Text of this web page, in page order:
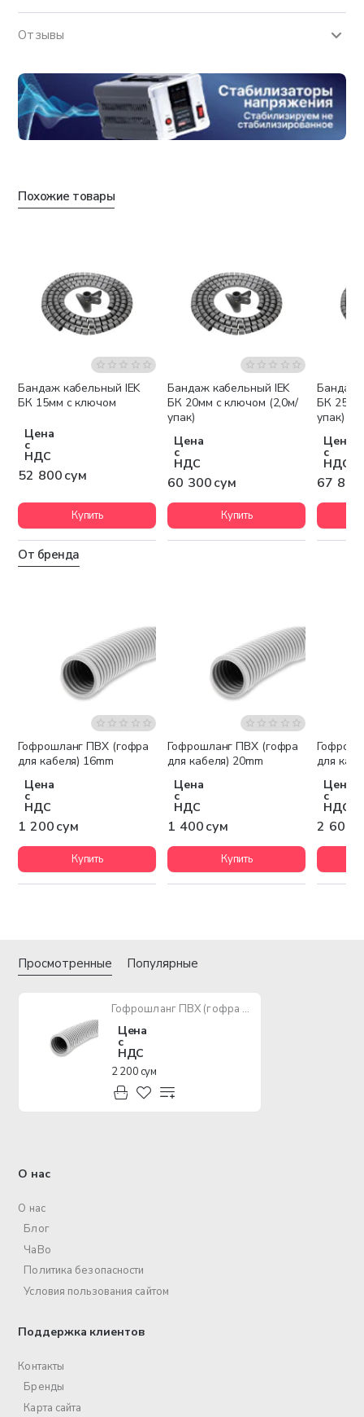
Отзывы
Похожие товары
Бандаж кабельный IEK
БК 15мм с ключом
Цена
с
НДС
52 800 сум
Купить
Бандаж кабельный IEK
БК 20мм с ключом (2,0м/
упак)
Цена
с
НДС
60 300 сум
Купить
Бандаж
БК 25мм
упак)
Цена
с
НДС
67 800
От бренда
Бестселлер
Гофрошланг ПВХ (гофра
для кабеля) 16mm
Цена
с
НДС
1 200 сум
Купить
Гофрошланг ПВХ (гофра
для кабеля) 20mm
Цена
с
НДС
1 400 сум
Купить
для
Цена
с
НДС
2 600
Просмотренные Популярные
Гофрошланг ПВХ (гофра для кабеля) 25mm
Цена
с
НДС
2 200 сум
О нас
О нас
Блог
ЧаВо
Политика безопасности
Условия пользования сайтом
Поддержка клиентов
Контакты
Бренды
Карта сайта